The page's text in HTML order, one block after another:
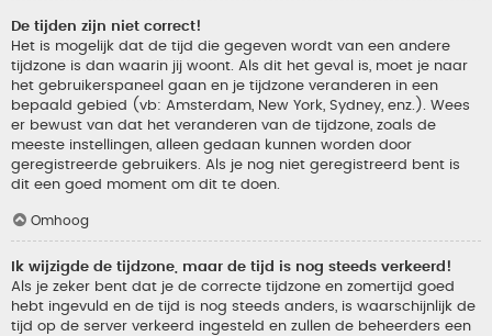
De tijden zijn niet correct!
Het is mogelijk dat de tijd die gegeven wordt van een andere
tijdzone is dan waarin jij woont. Als dit het geval is, moet je naar
het gebruikerspaneel gaan en je tijdzone veranderen in een
bepaald gebied (vb: Amsterdam, New York, Sydney, enz.). Wees
er bewust van dat het veranderen van de tijdzone, zoals de
meeste instellingen, alleen gedaan kunnen worden door
geregistreerde gebruikers. Als je nog niet geregistreerd bent is
dit een goed moment om dit te doen.
Omhoog
Ik wijzigde de tijdzone, maar de tijd is nog steeds verkeerd!
Als je zeker bent dat je de correcte tijdzone en zomertijd goed
hebt ingevuld en de tijd is nog steeds anders, is waarschijnlijk de
tijd op de server verkeerd ingesteld en zullen de beheerders een